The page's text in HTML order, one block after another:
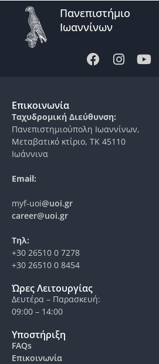
Πανεπιστήμιο
Ιωαννίνων
Επικοινωνία
Ταχυδρομική Διεύθυνση:
Πανεπιστημιούπολη Ιωαννίνων,
Μεταβατικό κτίριο, ΤΚ 45110
Ιωάννινα
Email:
myf-uoi@uoi.gr
career@uoi.gr
Τηλ:
+30 26510 0 7278
+30 26510 0 8454
Ώρες Λειτουργίας
Δευτέρα – Παρασκευή:
09:00 – 14:00
Υποστήριξη
FAQs
Επικοινωνία